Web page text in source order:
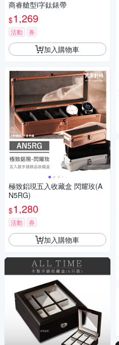
商睿艙型i字鈦錶帶
$1,269
活動 券
加入購物車
極致鋁現五入收藏盒 閃耀玫(A
N5RG)
$1,280
活動 券
加入購物車